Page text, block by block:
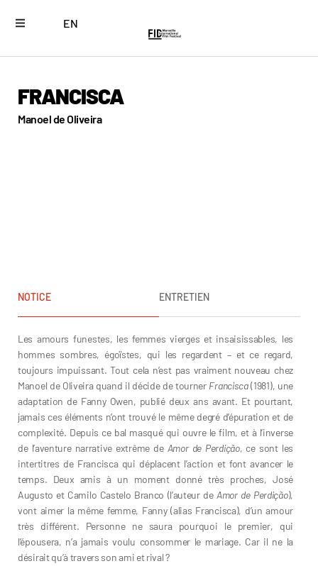
EN
FRANCISCA
Manoel de Oliveira
NOTICE ENTRETIEN
Les amours funestes, les femmes vierges et insaisissables, les
hommes sombres, égoïstes, qui les regardent – et ce regard,
toujours impuissant. Tout cela n’est pas vraiment nouveau chez
Manoel de Oliveira quand il décide de tourner Francisca(1981), une
adaptation de Fanny Owen, publié deux ans avant. Et pourtant,
jamais ces éléments n’ont trouvé le même degré d’épuration et de
complexité. Depuis ce bal masqué qui ouvre le film, et à l’inverse
de l’aventure narrative extrême de Amor de Perdição, ce sont les
intertitres de Francisca qui déplacent l’action et font avancer le
temps. Deux amis à un moment donné très proches, José
Augusto et Camilo Castelo Branco (l’auteur deAmor de Perdição),
vont aimer la même femme, Fanny (alias Francisca), d’un amour
très différent. Personne ne saura pourquoi le premier, qui
l’épousera, n’a jamais voulu consommer le mariage. Car il ne la
désirait qu’à travers son ami et rival ?